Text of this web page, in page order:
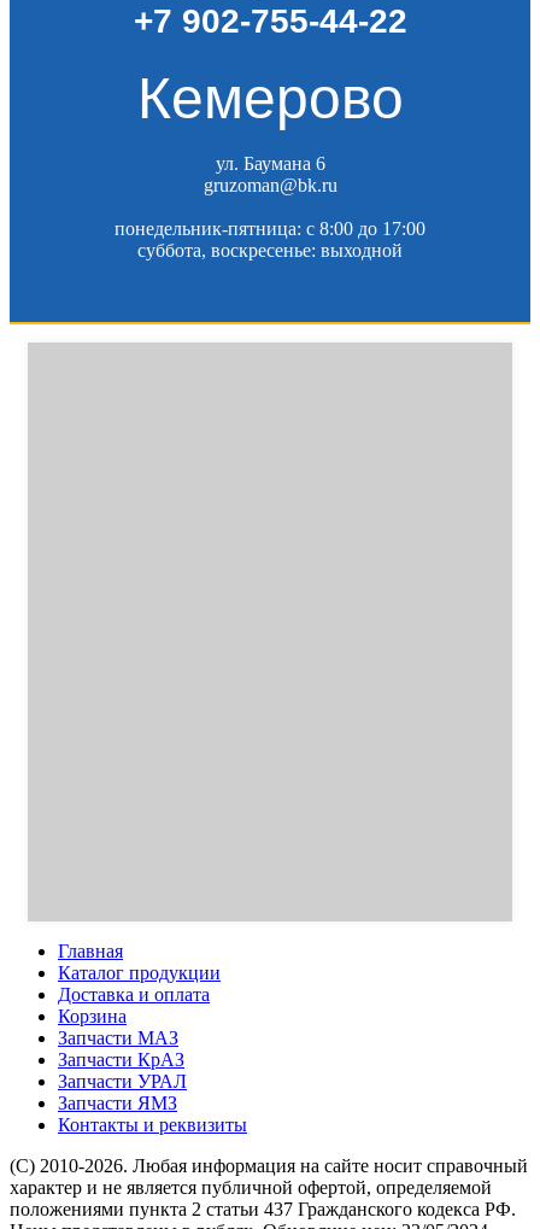
+7 902-755-44-22
Кемерово
ул. Баумана 6
gruzoman@bk.ru
понедельник-пятница: c 8:00 до 17:00
суббота, воскресенье: выходной
Главная
Каталог продукции
Доставка и оплата
Корзина
Запчасти МАЗ
Запчасти КрАЗ
Запчасти УРАЛ
Запчасти ЯМЗ
Контакты и реквизиты
(C) 2010-2026. Любая информация на сайте носит справочный
характер и не является публичной офертой, определяемой
положениями пункта 2 статьи 437 Гражданского кодекса РФ.